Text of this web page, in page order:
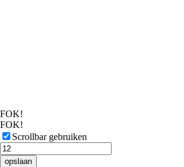
FOK!
FOK!
Scrollbar gebruiken
opslaan